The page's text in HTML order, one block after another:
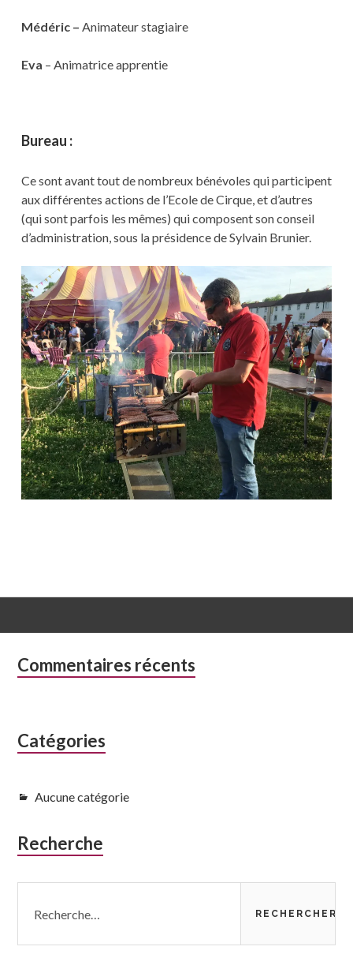
Médéric – Animateur stagiaire
Eva – Animatrice apprentie
Bureau :
Ce sont avant tout de nombreux bénévoles qui participent
aux différentes actions de l’Ecole de Cirque, et d’autres
(qui sont parfois les mêmes) qui composent son conseil
d’administration, sous la présidence de Sylvain Brunier.
Colonne
Commentaires récents
Catégories
Aucune catégorie
Recherche